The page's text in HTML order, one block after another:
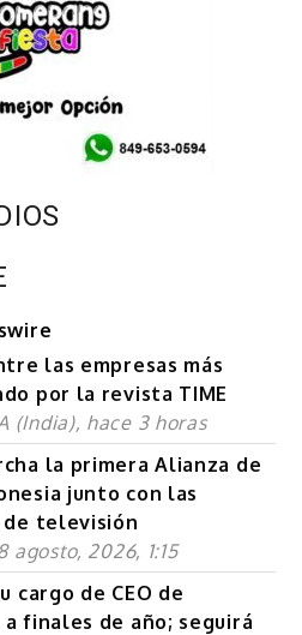
las empresas más
por la revista TIME
(India), hace 3 horas
la primera Alianza de
junto con las
de televisión
agosto, 2026, 1:15
cargo de CEO de
a finales de año; seguirá